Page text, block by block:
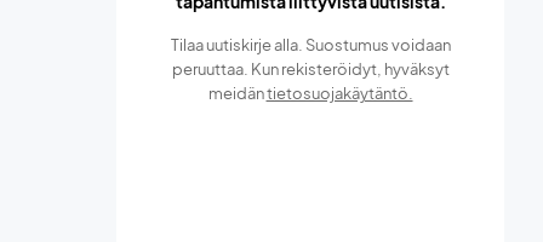
Tilaa uutiskirje alla. Suostumus voidaan
peruuttaa. Kun rekisteröidyt, hyväksyt
meidäntietosuojakäytäntö.